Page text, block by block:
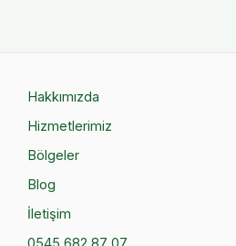
Hakkımızda
Hizmetlerimiz
Bölgeler
Blog
İletişim